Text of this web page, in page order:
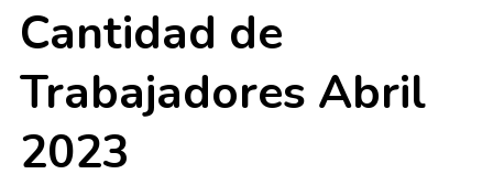
Cantidad de
Trabajadores Abril
2023